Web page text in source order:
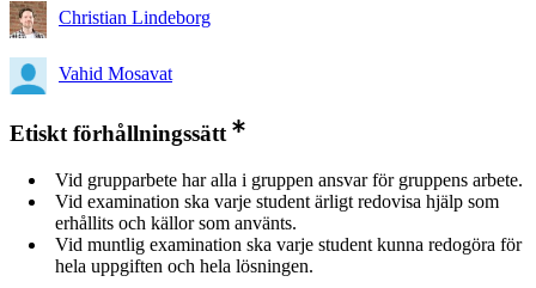
Christian Lindeborg
Vahid Mosavat
Etiskt förhållningssätt
Vid grupparbete har alla i gruppen ansvar för gruppens arbete.
Vid examination ska varje student ärligt redovisa hjälp som
erhållits och källor som använts.
Vid muntlig examination ska varje student kunna redogöra för
hela uppgiften och hela lösningen.